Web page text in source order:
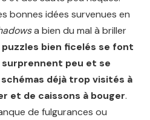
bonnes idées survenues en
a bien du mal à briller
puzzles bien ficelés se font
peu et se
déjà trop visités à
et de caissons à bouger.
de fulgurances ou